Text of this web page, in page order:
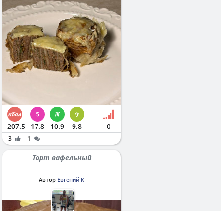
207.5 17.8 10.9 9.8 0
3 1
Торт вафельный
Автор Евгений К